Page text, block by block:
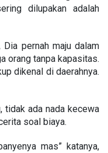
dilupakan adalah
pernah maju dalam
orang tanpa kapasitas.
dikenal di daerahnya.
tidak ada nada kecewa
soal biaya.
mas” katanya,